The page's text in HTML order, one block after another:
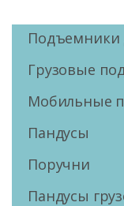
Подъемники
Грузовые
Мобильные
Пандусы
Поручни
Пандусы